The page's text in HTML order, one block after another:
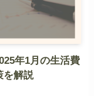
年1月の生活費
を解説